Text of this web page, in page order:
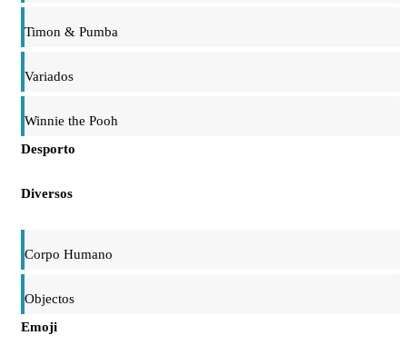
Timon & Pumba
Variados
Winnie the Pooh
Desporto
Diversos
Corpo Humano
Objectos
Emoji